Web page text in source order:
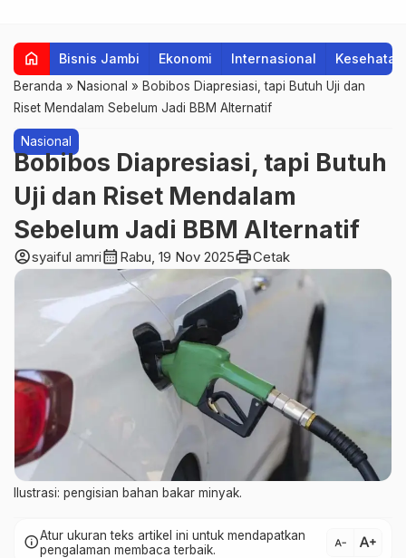
home Bisnis Jambi Ekonomi Internasional Kesehatan
Beranda » Nasional » Bobibos Diapresiasi, tapi Butuh Uji dan
Riset Mendalam Sebelum Jadi BBM Alternatif
Nasional
Bobibos Diapresiasi, tapi Butuh
Uji dan Riset Mendalam
Sebelum Jadi BBM Alternatif
account_circlesyaiful amricalendar_month Rabu, 19 Nov 2025printCetak
Ilustrasi: pengisian bahan bakar minyak.
infoAtur ukuran teks artikel ini untuk mendapatkan
pengalaman membaca terbaik.
text_decrease text_increase